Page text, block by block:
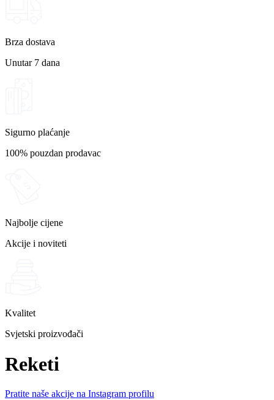
Brza dostava
Unutar 7 dana
Sigurno plaćanje
100% pouzdan prodavac
Najbolje cijene
Akcije i noviteti
Kvalitet
Svjetski proizvođači
Reketi
Pratite naše akcije na Instagram profilu